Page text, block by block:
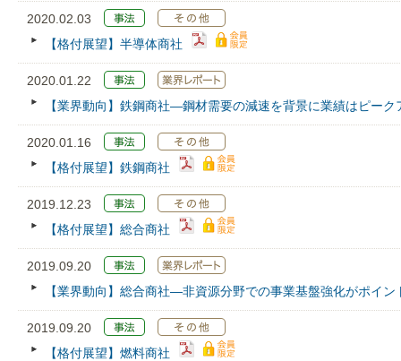
2020.02.03
【格付展望】半導体商社
2020.01.22
【業界動向】鉄鋼商社―鋼材需要の減速を背景に業績はピー
2020.01.16
【格付展望】鉄鋼商社
2019.12.23
【格付展望】総合商社
2019.09.20
【業界動向】総合商社―非資源分野での事業基盤強化がポイ
2019.09.20
【格付展望】燃料商社